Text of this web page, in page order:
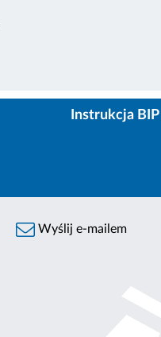
Instrukcja
Wyślij e-mailem